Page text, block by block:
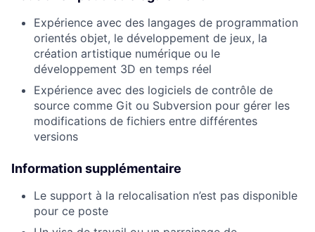
Expérience avec des langages de programmation
orientés objet, le développement de jeux, la
création artistique numérique ou le
développement 3D en temps réel
Expérience avec des logiciels de contrôle de
source comme Git ou Subversion pour gérer les
modifications de fichiers entre différentes
versions
Information supplémentaire
Le support à la relocalisation n’est pas disponible
pour ce poste